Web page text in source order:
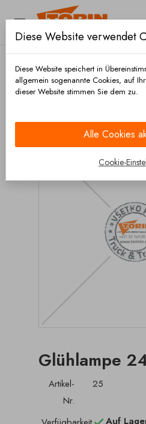

Glühlampe
Artikel-
Nr.
25
Auf
Diese Website verwendet
Diese Website speichert in
allgemein sogenannte Cookies, auf
dieser Website stimmen Sie dem zu.
Alle Cookies
Cookie-